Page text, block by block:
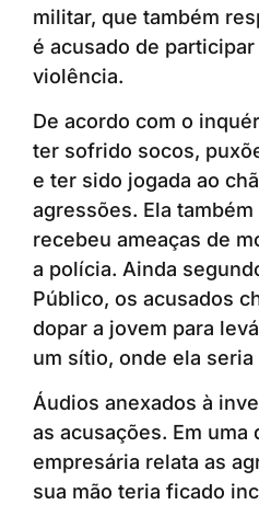
militar, que também
é acusado de
violência.
De acordo com o
ter sofrido socos,
e ter sido jogada ao
agressões. Ela
recebeu ameaças de
a polícia. Ainda
Público, os acusados
dopar a jovem para
um sítio, onde ela seria
Áudios anexados à
as acusações. Em uma
empresária relata as
sua mão teria ficado